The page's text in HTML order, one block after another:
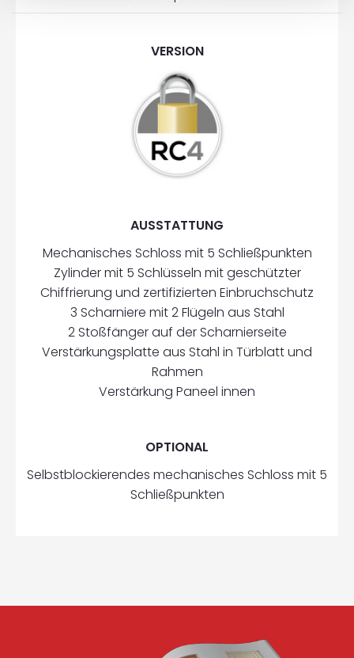
VERSION
AUSSTATTUNG
Mechanisches Schloss mit 5 Schließpunkten
Zylinder mit 5 Schlüsseln mit geschützter
Chiffrierung und zertifizierten Einbruchschutz
3 Scharniere mit 2 Flügeln aus Stahl
2 Stoßfänger auf der Scharnierseite
Verstärkungsplatte aus Stahl in Türblatt und
Rahmen
Verstärkung Paneel innen
OPTIONAL
Selbstblockierendes mechanisches Schloss mit 5
Schließpunkten